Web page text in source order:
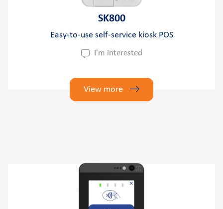
SK800
Easy-to-use self-service kiosk POS
I'm interested
View more